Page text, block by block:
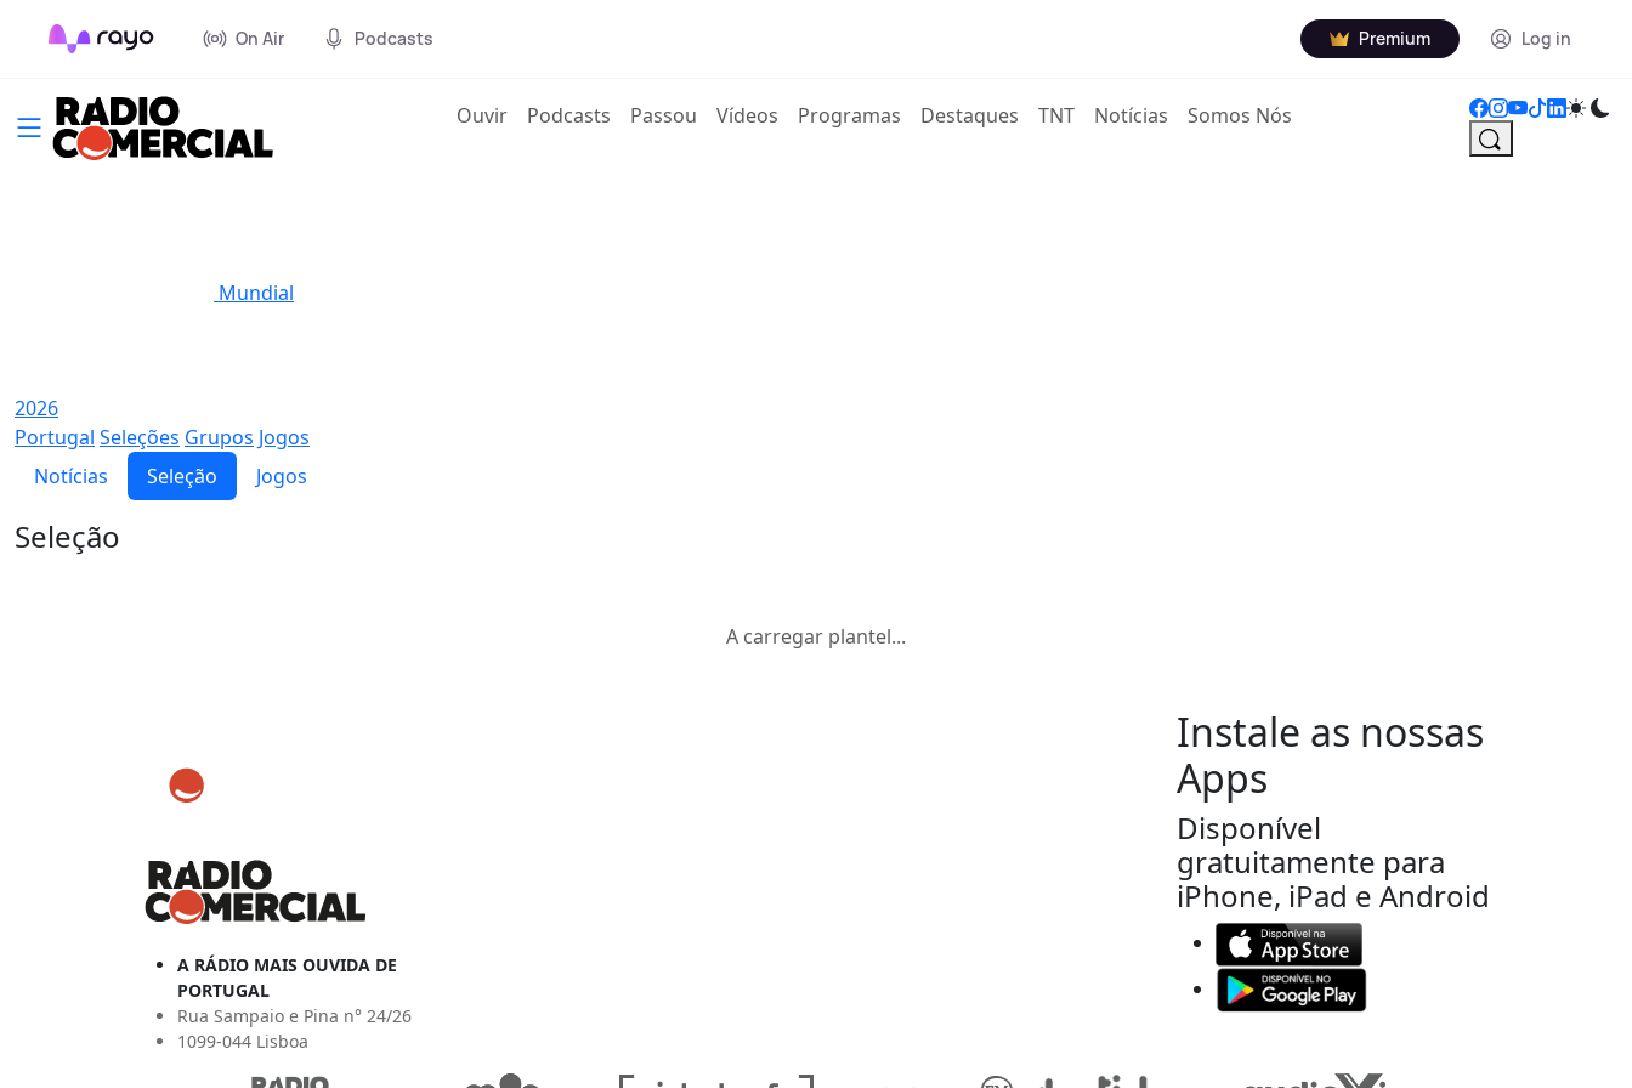
On Air Podcasts Premium Log in
Ouvir(current)
Podcasts Passou Vídeos Programas Destaques TNT Notícias Somos Nós
Mundial
2026
Portugal Seleções Grupos Jogos
Notícias
Seleção Jogos
Seleção
A carregar plantel...
A RÁDIO MAIS OUVIDA DE
PORTUGAL
Rua Sampaio e Pina n° 24/26
1099-044 Lisboa
Instale as nossas
Apps
Disponível
gratuitamente para
iPhone, iPad e Android